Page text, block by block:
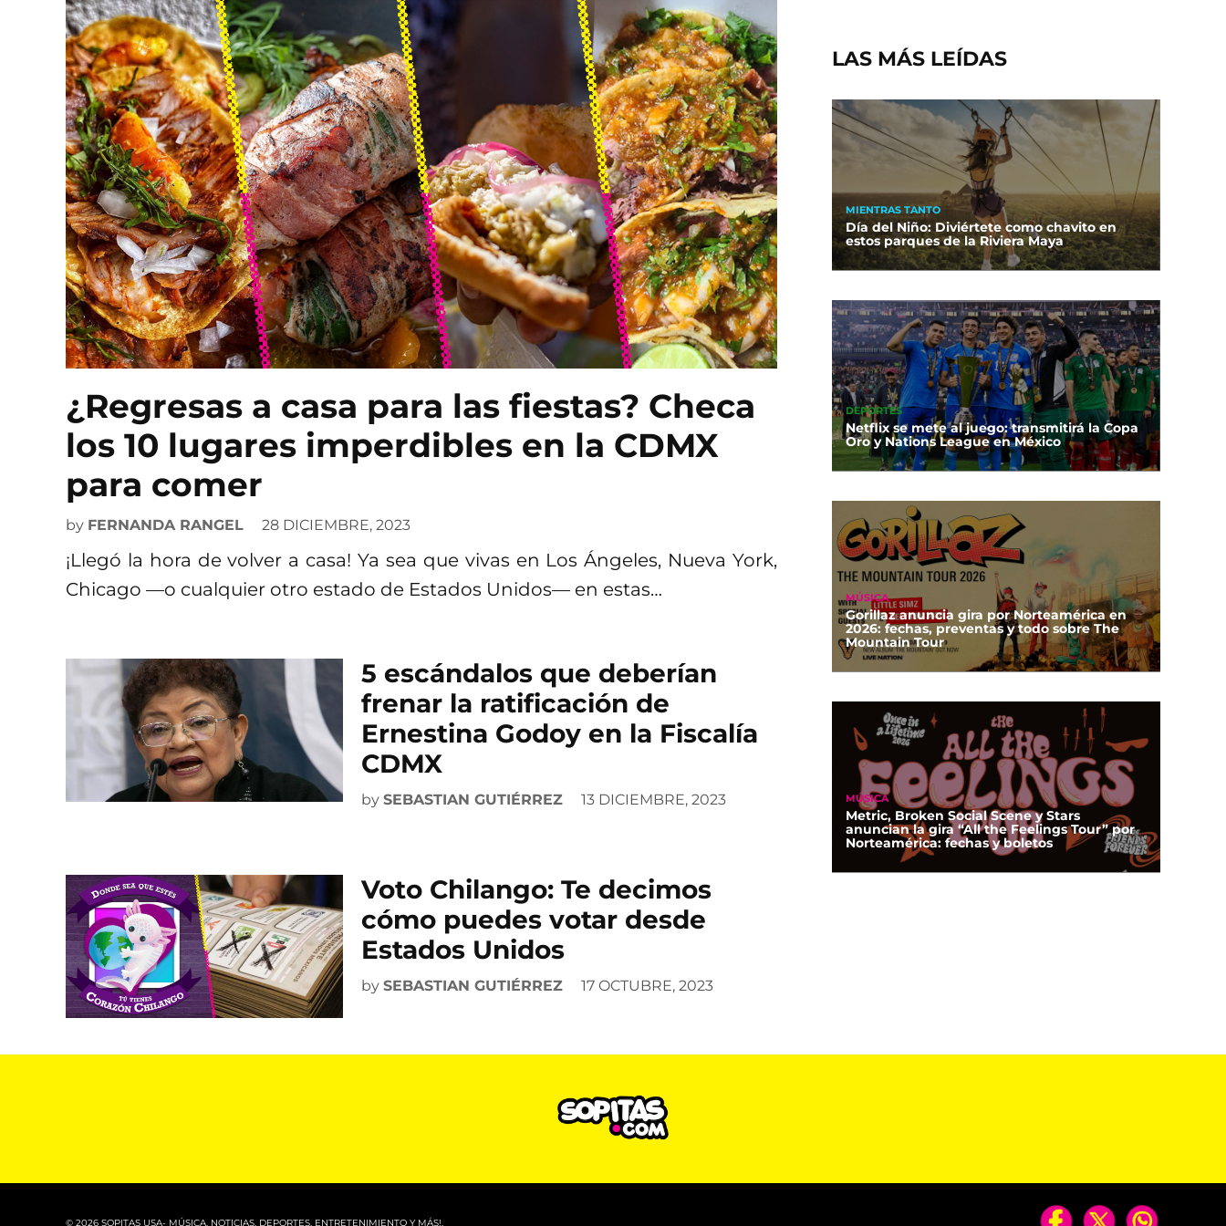
¿Regresas a casa para las fiestas? Checa
los 10 lugares imperdibles en la CDMX
para comer
by FERNANDA RANGEL 28 DICIEMBRE, 2023
¡Llegó la hora de volver a casa! Ya sea que vivas en Los Ángeles, Nueva York,
Chicago —o cualquier otro estado de Estados Unidos— en estas…
5 escándalos que deberían
frenar la ratificación de
Ernestina Godoy en la Fiscalía
CDMX
by SEBASTIAN GUTIÉRREZ 13 DICIEMBRE, 2023
Voto Chilango: Te decimos
cómo puedes votar desde
Estados Unidos
by SEBASTIAN GUTIÉRREZ 17 OCTUBRE, 2023
LAS MÁS LEÍDAS
MIENTRAS TANTO
Día del Niño: Diviértete como chavito en
estos parques de la Riviera Maya
DEPORTES
Netflix se mete al juego: transmitirá la Copa
Oro y Nations League en México
MÚSICA
Gorillaz anuncia gira por Norteamérica en
2026: fechas, preventas y todo sobre The
Mountain Tour
MÚSICA
Metric, Broken Social Scene y Stars
anuncian la gira “All the Feelings Tour” por
Norteamérica: fechas y boletos
© 2026 SOPITAS USA- MÚSICA, NOTICIAS, DEPORTES, ENTRETENIMIENTO Y MÁS!.